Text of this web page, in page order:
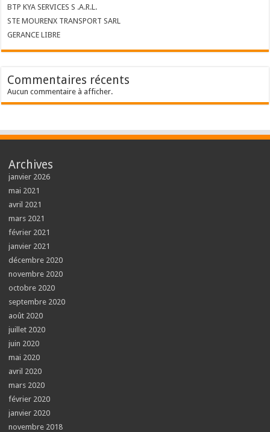
BTP KYA SERVICES S .A.R.L.
STE MOURENX TRANSPORT SARL
GERANCE LIBRE
Commentaires récents
Aucun commentaire à afficher.
Archives
janvier 2026
mai 2021
avril 2021
mars 2021
février 2021
janvier 2021
décembre 2020
novembre 2020
octobre 2020
septembre 2020
août 2020
juillet 2020
juin 2020
mai 2020
avril 2020
mars 2020
février 2020
janvier 2020
novembre 2018